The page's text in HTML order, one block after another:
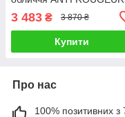
CHRISTINA (крок 6с) 250
мл
3 483 ₴ 3 870 ₴
Купити
Про нас
100% позитивних з